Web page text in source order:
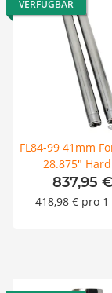
VERFÜGBAR
FL84-99 41mm
28.875"
837,95 €
418,98 € pro 1